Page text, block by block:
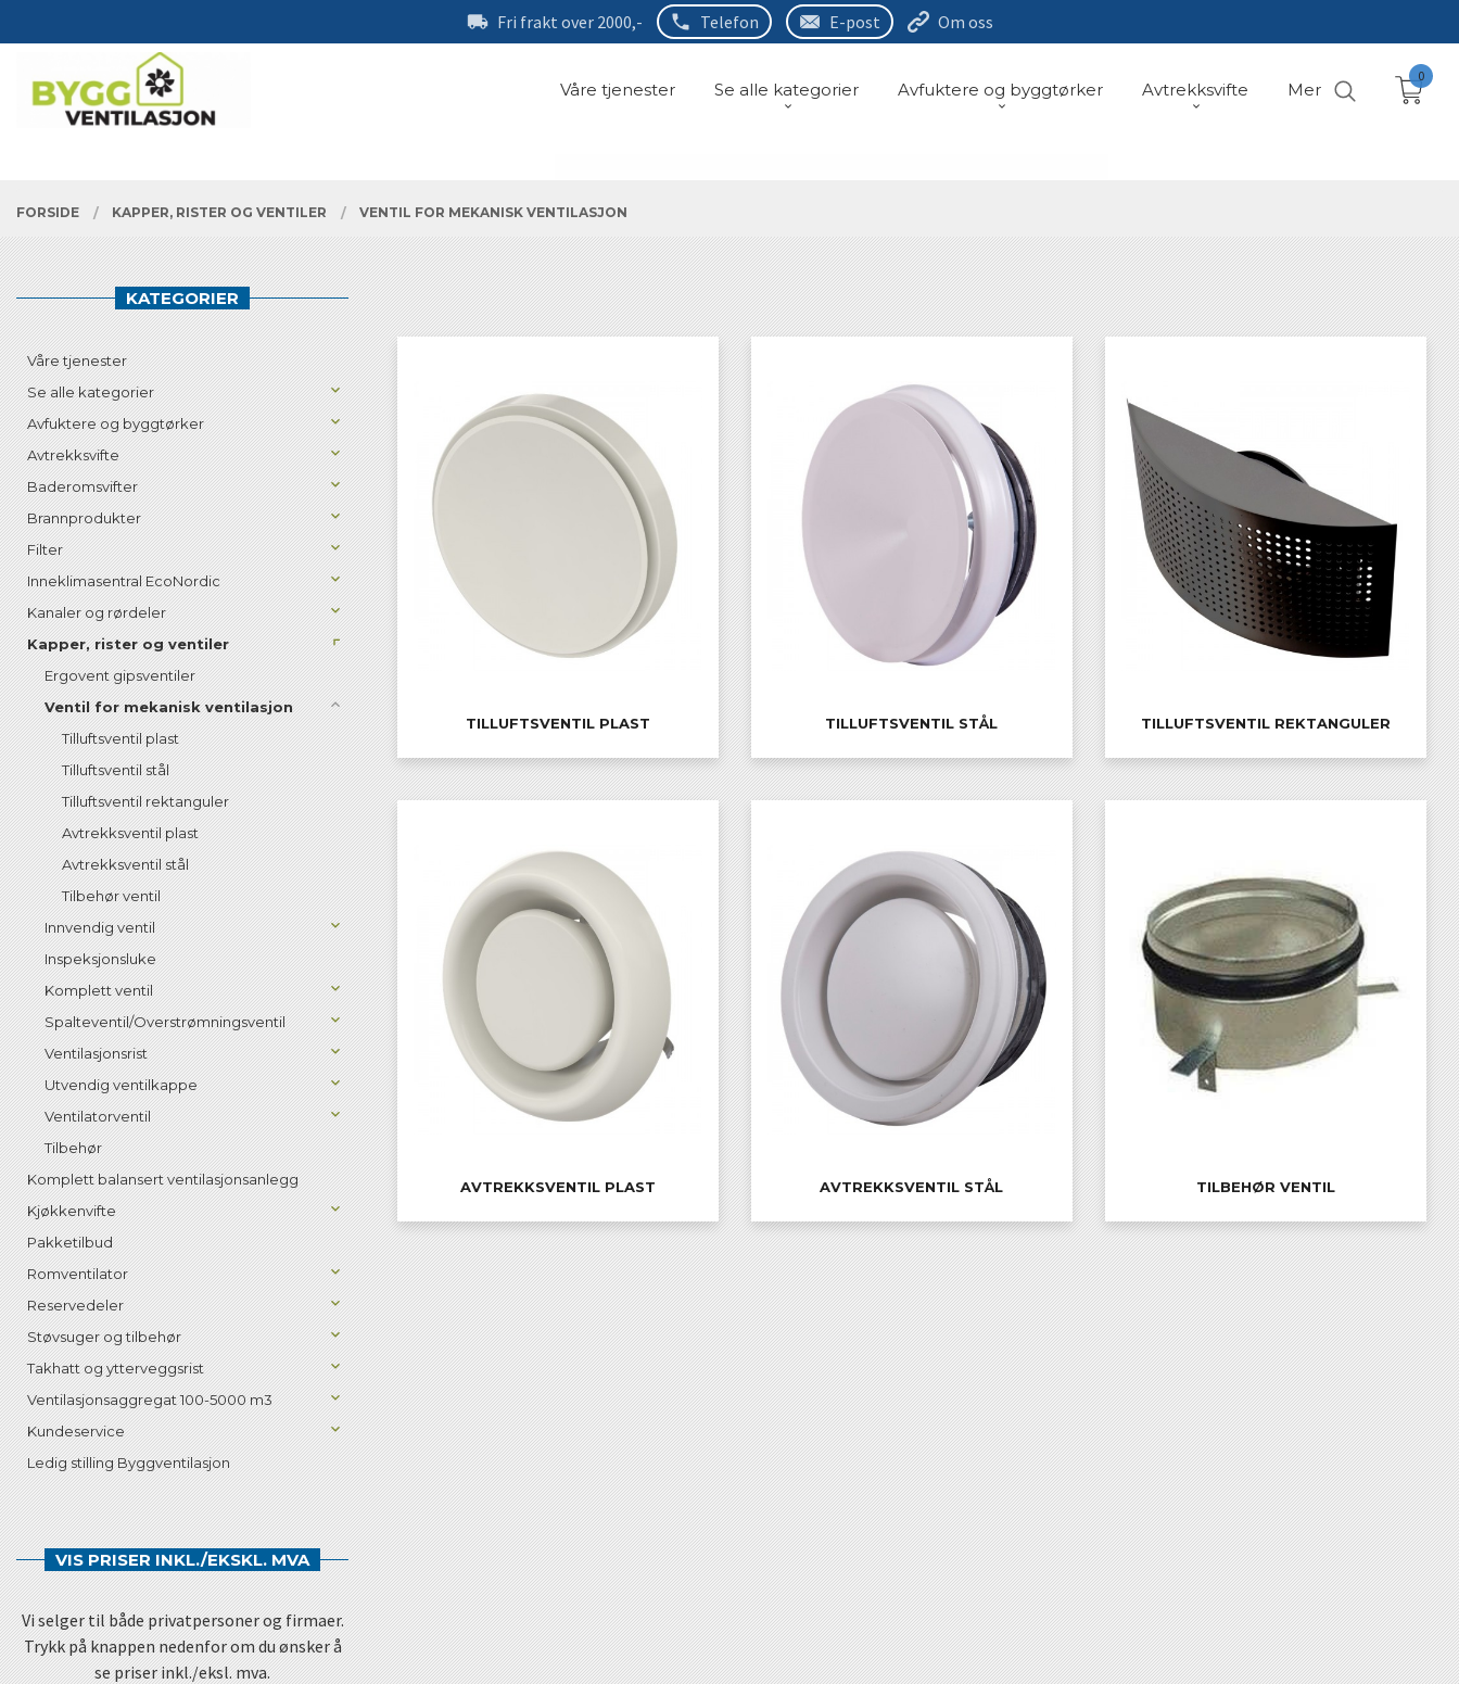
til
Fri frakt over 2000,- Telefon E-post Om oss
PRODUKTER
Våre tjenester Se alle kategorier Avfuktere og byggtørker Avtrekksvifte Mer
0
FORSIDE KAPPER, RISTER OG VENTILER VENTIL FOR MEKANISK VENTILASJON
TILLUFTSVENTIL PLAST TILLUFTSVENTIL STÅL TILLUFTSVENTIL REKTANGULER
AVTREKKSVENTIL PLAST AVTREKKSVENTIL STÅL TILBEHØR VENTIL
KATEGORIER
Våre tjenester
Se alle kategorier
Avfuktere og byggtørker
Avtrekksvifte
Baderomsvifter
Brannprodukter
Filter
Inneklimasentral EcoNordic
Kanaler og rørdeler
Kapper, rister og ventiler
Ergovent gipsventiler
Ventil for mekanisk ventilasjon
Tilluftsventil plast
Tilluftsventil stål
Tilluftsventil rektanguler
Avtrekksventil plast
Avtrekksventil stål
Tilbehør ventil
Innvendig ventil
Inspeksjonsluke
Komplett ventil
Spalteventil/Overstrømningsventil
Ventilasjonsrist
Utvendig ventilkappe
Ventilatorventil
Tilbehør
Komplett balansert ventilasjonsanlegg
Kjøkkenvifte
Pakketilbud
Romventilator
Reservedeler
Støvsuger og tilbehør
Takhatt og ytterveggsrist
Ventilasjonsaggregat 100-5000 m3
Kundeservice
Ledig stilling Byggventilasjon
VIS PRISER INKL./EKSKL. MVA
Vi selger til både privatpersoner og firmaer.
Trykk på knappen nedenfor om du ønsker å
se priser inkl./eksl. mva.